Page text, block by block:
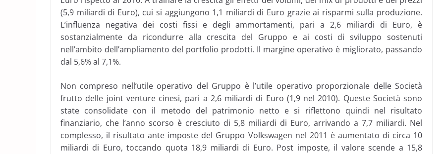
(5,9 miliardi di Euro), cui si aggiungono 1,1 miliardi di Euro grazie ai risparmi sulla produzione.
L’influenza negativa dei costi fissi e degli ammortamenti, pari a 2,6 miliardi di Euro, è
sostanzialmente da ricondurre alla crescita del Gruppo e ai costi di sviluppo sostenuti
nell’ambito dell’ampliamento del portfolio prodotti. Il margine operativo è migliorato, passando
dal 5,6% al 7,1%.
Non compreso nell’utile operativo del Gruppo è l’utile operativo proporzionale delle Società
frutto delle joint venture cinesi, pari a 2,6 miliardi di Euro (1,9 nel 2010). Queste Società sono
state consolidate con il metodo del patrimonio netto e si riflettono quindi nel risultato
finanziario, che l’anno scorso è cresciuto di 5,8 miliardi di Euro, arrivando a 7,7 miliardi. Nel
complesso, il risultato ante imposte del Gruppo Volkswagen nel 2011 è aumentato di circa 10
miliardi di Euro, toccando quota 18,9 miliardi di Euro. Post imposte, il valore scende a 15,8